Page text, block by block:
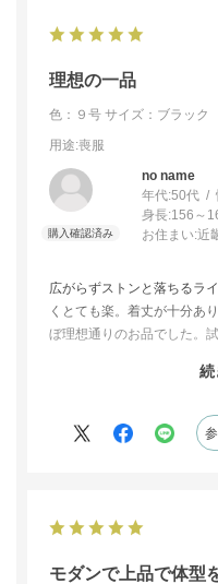
理想の一品
色：９号 サイズ：ブラック
用途:喪服
no name
年代:50代
身長:156～
お住まい:近
広がらずストンと落ちるラ
くとても楽。着丈が十分あ
ぼ理想通りのお品でした。
きるのがとても良いと思い
が、後日デパートでこちら
続
モダンで上品で体型